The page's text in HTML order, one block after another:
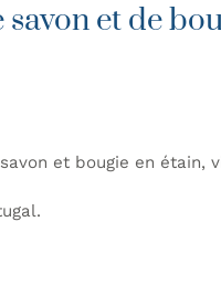
savon et de
et bougie en étain,